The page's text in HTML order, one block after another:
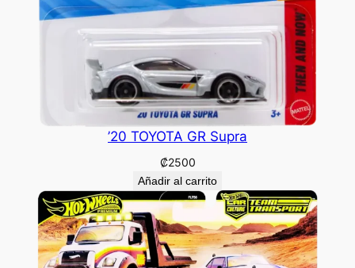
’20 TOYOTA GR Supra
₡2500
Añadir al carrito